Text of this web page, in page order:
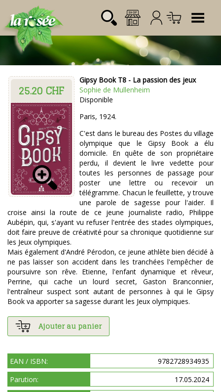
Login:
Mot de passe:
Désignation Référence Quantité
Prix
25.20 CHF
Gipsy Book T8 - La passion des jeux
Sophie de Mullenheim
Disponible
Paris, 1924.
C'est dans le bureau des Postes du village
olympique que le Gipsy Book a élu
domicile. En quête de son propriétaire
perdu, il devient le livre vedette pour
toutes les personnes de passage pour
poster une lettre ou recevoir un
télégramme. Chacun le feuillette, y trouve
une parole de sagesse pour l'aider. Il
croise ainsi la route de ce jeune journaliste radio, Philippe
Aubépin, qui, s'ayant vu refuser l'entrée des stades olympiques,
doit faire preuve de créativité pour sa chronique quotidienne sur
les Jeux olympiques.
Mais également d'André Pérodon, ce jeune athlète bien décidé à
ne pas laisser son accident dans les tranchées l'empêcher de
poursuivre son rêve. Etienne, l'enfant dynamique et rêveur,
Perrine, qui cache un lourd secret, Gaston Branconnier,
l'entraîneur suspect sont autant de personnes à qui le Gipsy
Book va apporter sa sagesse durant les Jeux olympiques.
Ajouter au panier
EAN / ISBN:
9782728934935
Parution:
17.05.2024